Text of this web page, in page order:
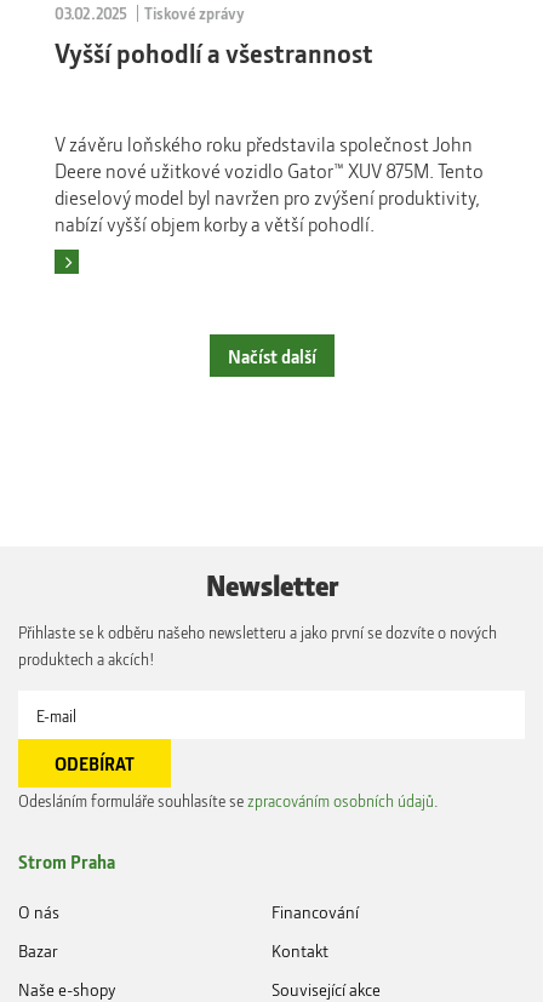
03.02.2025 Tiskové zprávy
Vyšší pohodlí a všestrannost
V závěru loňského roku představila společnost John
Deere nové užitkové vozidlo Gator™ XUV 875M. Tento
dieselový model byl navržen pro zvýšení produktivity,
nabízí vyšší objem korby a větší pohodlí.
Načíst další
Newsletter
Přihlaste se k odběru našeho newsletteru a jako první se dozvíte o nových
produktech a akcích!
Odesláním formuláře souhlasíte sezpracováním osobních údajů
Strom Praha
O nás
Financování
Bazar
Kontakt
Naše e-shopy
Související akce